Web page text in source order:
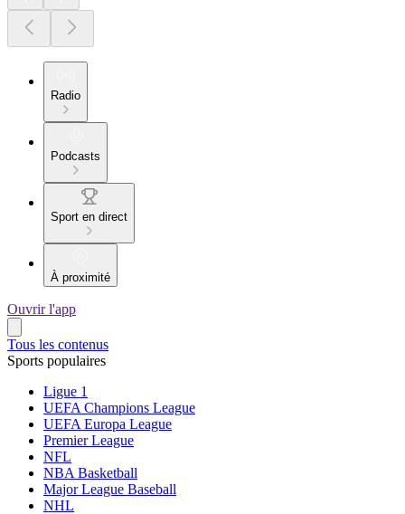
Radio
Podcasts
Sport en direct
À proximité
Ouvrir l'app
Tous les contenus
Sports populaires
Ligue 1
UEFA Champions League
UEFA Europa League
Premier League
NFL
NBA Basketball
Major League Baseball
NHL